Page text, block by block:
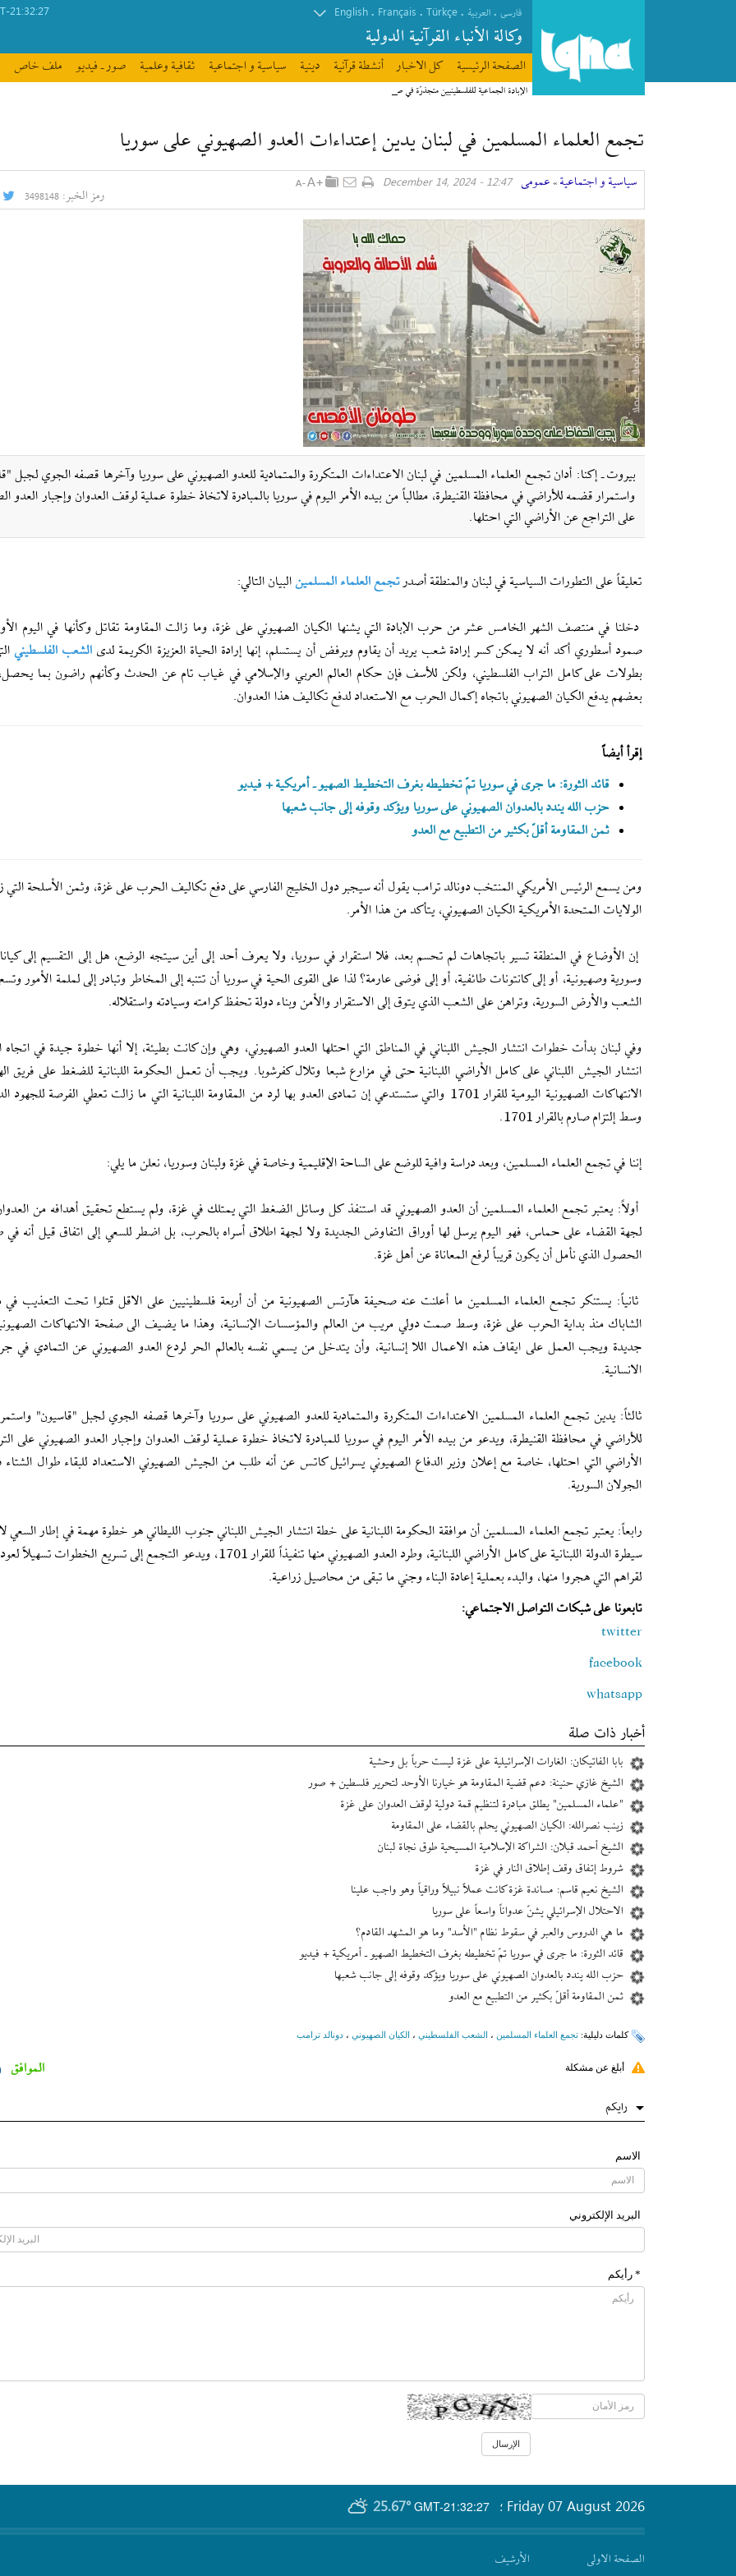
فارسی . العربیة .
Türkçe
.
Français
.
English
وکالة الأنباء القرآنیة الدولیة
21:32:27
الصفحة الرئیسیة كل الاخبار أنشطة قرآنیة دينية سیاسیة و اجتماعیة ثقافیة وعلمیة صور ـ فيديو ملف خاص
الإبادة الجماعية للفلسطينيين متجذرّة في صمت منظمات حقوق الإنسان
تجمع العلماء المسلمين في لبنان يدين إعتداءات العدو الصهيوني على سوريا
سیاسیة و اجتماعیة » عمومی 12:47 - December 14, 2024
رمز الخبر:3498148
بيروت ـ إکنا: أدان تجمع العلماء المسلمين في لبنان الاعتداءات المتكررة والمتمادية للعدو الصهيوني على سوريا وآخرها قصفه الجوي لجبل
واستمرار قضمه للأراضي في محافظة القنيطرة، مطالباً من بيده الأمر اليوم في سوريا بالمبادرة لاتخاذ خطوة عملية لوقف العدوان وإجبار العدو
على التراجع عن الأراضي التي احتلها.
تعليقاً على التطورات السياسية في لبنان والمنطقة أصدرتجمع العلماء المسلمينالبيان التالي:
دخلنا في منتصف الشهر الخامس عشر من حرب الإبادة التي يشنها الكيان الصهيوني على غزة، وما زالت المقاومة تقاتل وكأنها في اليوم
صمود أسطوري أكد أنه لا يمكن كسر إرادة شعب يريد أن يقاوم ويرفض أن يستسلم، إنها إرادة الحياة العزيزة الكريمة لدىالشعب الفلسطيني
بطولات على كامل التراب الفلسطيني، ولكن للأسف فإن حكام العالم العربي والإسلامي في غياب تام عن الحدث وكأنهم راضون بما
بعضهم يدفع الكيان الصهيوني باتجاه إكمال الحرب مع الاستعداد لدفع تكاليف هذا العدوان.
إقرأ أيضاً
قائد الثورة: ما جرى في سوريا تمّ تخطيطه بغرف التخطيط الصهيو ـ أمريكية + فيديو
حزب الله يندد بالعدوان الصهيوني على سوريا ويؤكد وقوفه إلى جانب شعبها
ثمن المقاومة أقلّ بكثير من التطبيع مع العدو
ومن يسمع الرئيس الأمريكي المنتخب دونالد ترامب يقول أنه سيجبر دول الخليج الفارسي على دفع تكاليف الحرب على غزة، وثمن الأسلحة التي
الولايات المتحدة الأمريكية الكيان الصهيوني، يتأكد من هذا الأمر.
إن الأوضاع في المنطقة تسير باتجاهات لم تحسم بعد، فلا استقرار في سوريا، ولا يعرف أحد إلى أين سيتجه الوضع، هل إلى التقسيم إلى
وسورية وصهيونية، أو إلى كانتونات طائفية، أو إلى فوضى عارمة؟ لذا على القوى الحية في سوريا أن تتنبه إلى المخاطر وتبادر إلى لملمة الأمور
الشعب والأرض السورية، وتراهن على الشعب الذي يتوق إلى الاستقرار والأمن وبناء دولة تحفظ كرامته وسيادته واستقلاله.
وفي لبنان بدأت خطوات انتشار الجيش اللبناني في المناطق التي احتلها العدو الصهيوني، وهي وإن كانت بطيئة، إلا أنها خطوة جيدة في
انتشار الجيش اللبناني على كامل الأراضي اللبنانية حتى في مزارع شبعا وتلال كفرشوبا. ويجب أن تعمل الحكومة اللبنانية للضغط على فريق
الانتهاكات الصهيونية اليومية للقرار 1701 والتي ستستدعي إن تمادى العدو بها لرد من المقاومة اللبنانية التي ما زالت تعطي الفرصة
وسط إلتزام صارم بالقرار 1701.
إننا في تجمع العلماء المسلمين، وبعد دراسة وافية للوضع على الساحة الإقليمية وخاصة في غزة ولبنان وسوريا، نعلن ما يلي:
أولاً: يعتبر تجمع العلماء المسلمين أن العدو الصهيوني قد استنفذ كل وسائل الضغط التي يمتلك في غزة، ولم يستطع تحقيق أهدافه من
لجهة القضاء على حماس، فهو اليوم يرسل لها أوراق التفاوض الجديدة ولا لجهة اطلاق أسراه بالحرب، بل اضطر للسعي إلى اتفاق قيل أنه في
الحصول الذي نأمل أن يكون قريباً لرفع المعاناة عن أهل غزة.
ثانياً: يستنكر تجمع العلماء المسلمين ما أعلنت عنه صحيفة هآرتس الصهيونية من أن أربعة فلسطينيين على الاقل قتلوا تحت التعذيب في
الشاباك منذ بداية الحرب على غزة، وسط صمت دولي مريب من العالم والمؤسسات الإنسانية، وهذا ما يضيف الى صفحة الانتهاكات
جديدة ويجب العمل على ايقاف هذه الاعمال اللا إنسانية، وأن يتدخل من يسمي نفسه بالعالم الحر لردع العدو الصهيوني عن التمادي في
الانسانية.
ثالثاً: يدين تجمع العلماء المسلمين الاعتداءات المتكررة والمتمادية للعدو الصهيوني على سوريا وآخرها قصفه الجوي لجبل "قاسيون"
للأراضي في محافظة القنيطرة، ويدعو من بيده الأمر اليوم في سوريا للمبادرة لاتخاذ خطوة عملية لوقف العدوان وإجبار العدو الصهيوني على
الأراضي التي احتلها، خاصة مع إعلان وزير الدفاع الصهيوني يسرائيل كاتس عن أنه طلب من الجيش الصهيوني الاستعداد للبقاء طوال
الجولان السورية.
رابعاً: يعتبر تجمع العلماء المسلمين أن موافقة الحكومة اللبنانية على خطة انتشار الجيش اللبناني جنوب الليطاني هو خطوة مهمة في إطار السعي
سيطرة الدولة اللبنانية على كامل الأراضي اللبنانية، وطرد العدو الصهيوني منها تنفيذاً للقرار 1701، ويدعو التجمع إلى تسريع
لقراهم التي هجروا منها، والبدء بعملية إعادة البناء وجني ما تبقى من محاصيل زراعية.
تابعونا على شبكات التواصل الاجتماعي:
twitter
facebook
whatsapp
أخبار ذات صلة
بابا الفاتيكان: الغارات الإسرائيلية على غزة ليست حرباً بل وحشية
الشيخ غازي حنينة: دعم قضية المقاومة هو خيارنا الأوحد لتحرير فلسطين + صور
"علماء المسلمين" يطلق مبادرة لتنظيم قمة دولية لوقف العدوان على غزة
زينب نصرالله: الكيان الصهيوني يحلم بالقضاء على المقاومة
الشيخ أحمد قبلان: الشراكة الإسلامية المسيحية طوق نجاة لبنان
شروط إتفاق وقف إطلاق النار في غزة
الشيخ نعيم قاسم: ‫مساندة غزة كانت عملاً نبيلاً وراقياً وهو واجب ‫علينا
الاحتلال الإسرائيلي يشنّ عدواناً واسعاً على سوريا
ما هي الدروس والعبر في سقوط نظام "الأسد" وما هو المشهد القادم؟
قائد الثورة: ما جرى في سوريا تمّ تخطيطه بغرف التخطيط الصهيو ـ أمريكية + فيديو
حزب الله يندد بالعدوان الصهيوني على سوريا ويؤكد وقوفه إلى جانب شعبها
ثمن المقاومة أقلّ بكثير من التطبيع مع العدو
کلمات دلیلیة: تجمع العلماء المسلمين ، الشعب الفلسطيني ، الكيان الصهيوني ، دونالد ترامب
أبلغ عن مشكلة الموافق
رایکم
الاسم
البرید الإلکتروني
* رأیکم
GMT-21:32:27
25.67° Friday 07 August 2026 ؛
الصفحة الاولى
الأرشیف